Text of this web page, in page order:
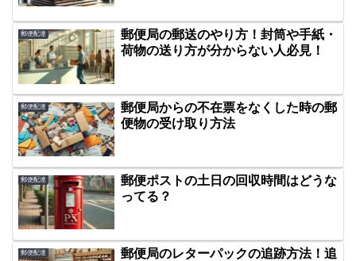
郵便配達
郵便局の郵送のやり方！封筒や手紙・
荷物の送り方が分からない人必見！
郵便配達
郵便局からの不在票をなくした時の郵
便物の受け取り方法
郵便配達
郵便ポストの土日の回収時間はどうな
ってる？
郵便配達
郵便局のレターパックの追跡方法！追